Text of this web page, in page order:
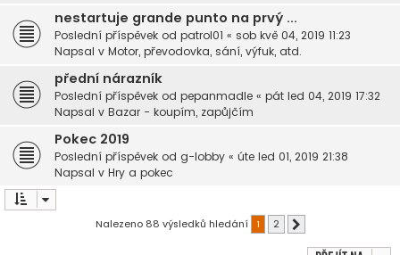
nestartuje grande punto na prvý ...
Poslední příspěvek od patrol01 « sob kvě 04, 2019 11:23
Napsal v Motor, převodovka, sání, výfuk, atd.
přední nárazník
Poslední příspěvek od pepanmadle « pát led 04, 2019 17:32
Napsal v Bazar - koupím, zapůjčím
Pokec 2019
Poslední příspěvek od g-lobby « úte led 01, 2019 21:38
Napsal v Hry a pokec
Nalezeno 88 výsledků hledání 1 2